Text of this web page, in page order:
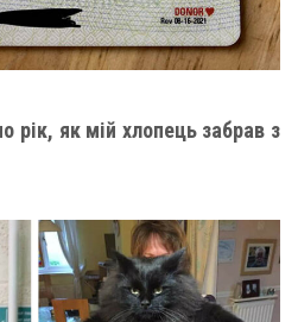
рік, як мій хлопець забрав з